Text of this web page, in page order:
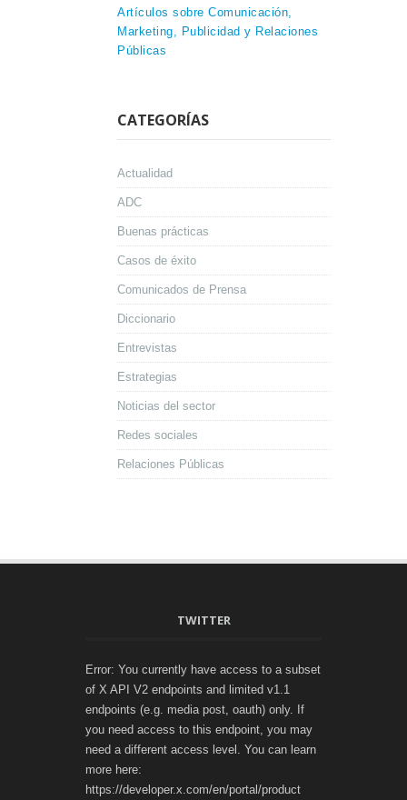
Artículos sobre Comunicación,
Marketing, Publicidad y Relaciones
Públicas
CATEGORÍAS
Actualidad
ADC
Buenas prácticas
Casos de éxito
Comunicados de Prensa
Diccionario
Entrevistas
Estrategias
Noticias del sector
Redes sociales
Relaciones Públicas
TWITTER
Error: You currently have access to a subset
of X API V2 endpoints and limited v1.1
endpoints (e.g. media post, oauth) only. If
you need access to this endpoint, you may
need a different access level. You can learn
more here:
https://developer.x.com/en/portal/product